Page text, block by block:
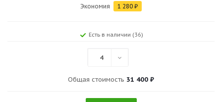
Экономия 1 280 ₽
Есть в наличии (36)
4
Общая стоимость 31 400 ₽